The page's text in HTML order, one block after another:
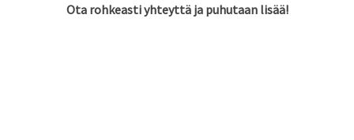
Ota rohkeasti yhteyttä ja puhutaan lisää!